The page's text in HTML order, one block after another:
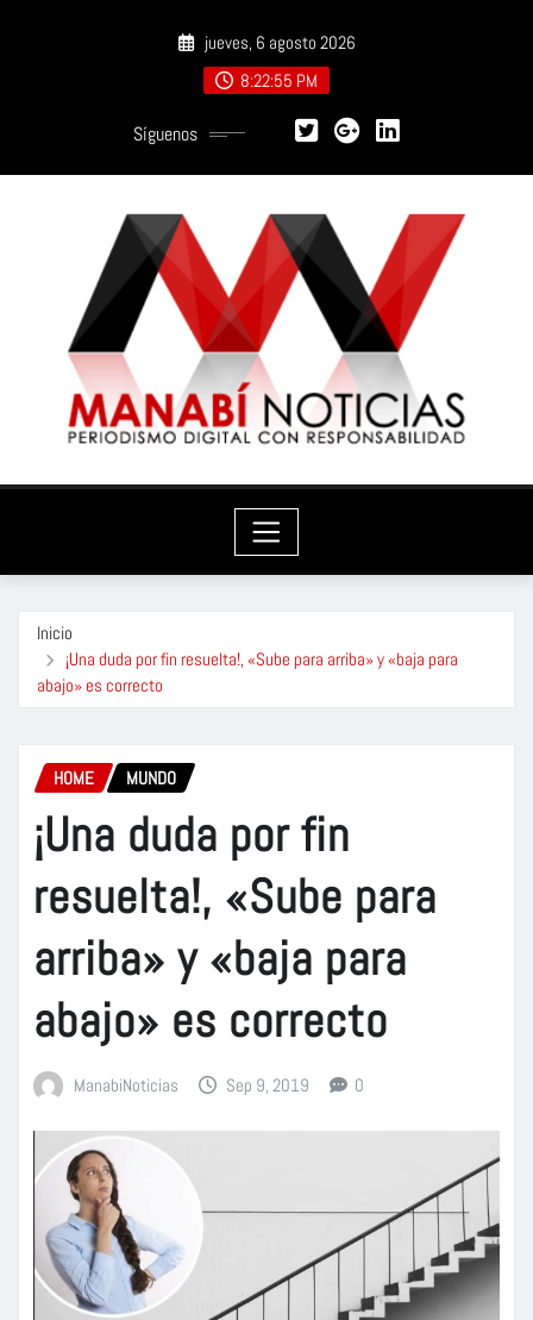
jueves, 6 agosto 2026
8:22:57 PM
Síguenos
Inicio
¡Una duda por fin resuelta!, «Sube para arriba» y «baja para
abajo» es correcto
HOME MUNDO
¡Una duda por fin
resuelta!, «Sube para
arriba» y «baja para
abajo» es correcto
ManabiNoticias Sep 9, 2019 0